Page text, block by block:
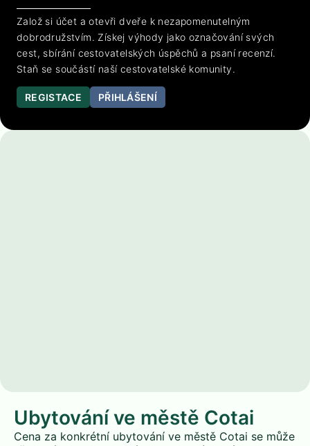
Založ si účet a otevři dveře k nezapomenutelným
dobrodružstvím. Získej výhody jako označování svých
cest, sbírání cestovatelských úspěchů a psaní recenzí.
Staň se součástí naší cestovatelské komunity.
REGISTACE PŘIHLÁŠENÍ
Ubytování ve městě Cotai
Cena za konkrétní ubytování ve městě Cotai se může